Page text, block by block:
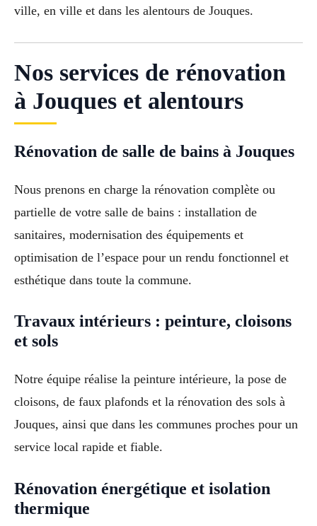
ville, en ville et dans les alentours de Jouques.
Nos services de rénovation
à Jouques et alentours
Rénovation de salle de bains à Jouques
Nous prenons en charge la rénovation complète ou
partielle de votre salle de bains : installation de
sanitaires, modernisation des équipements et
optimisation de l’espace pour un rendu fonctionnel et
esthétique dans toute la commune.
Travaux intérieurs : peinture, cloisons
et sols
Notre équipe réalise la peinture intérieure, la pose de
cloisons, de faux plafonds et la rénovation des sols à
Jouques, ainsi que dans les communes proches pour un
service local rapide et fiable.
Rénovation énergétique et isolation
thermique